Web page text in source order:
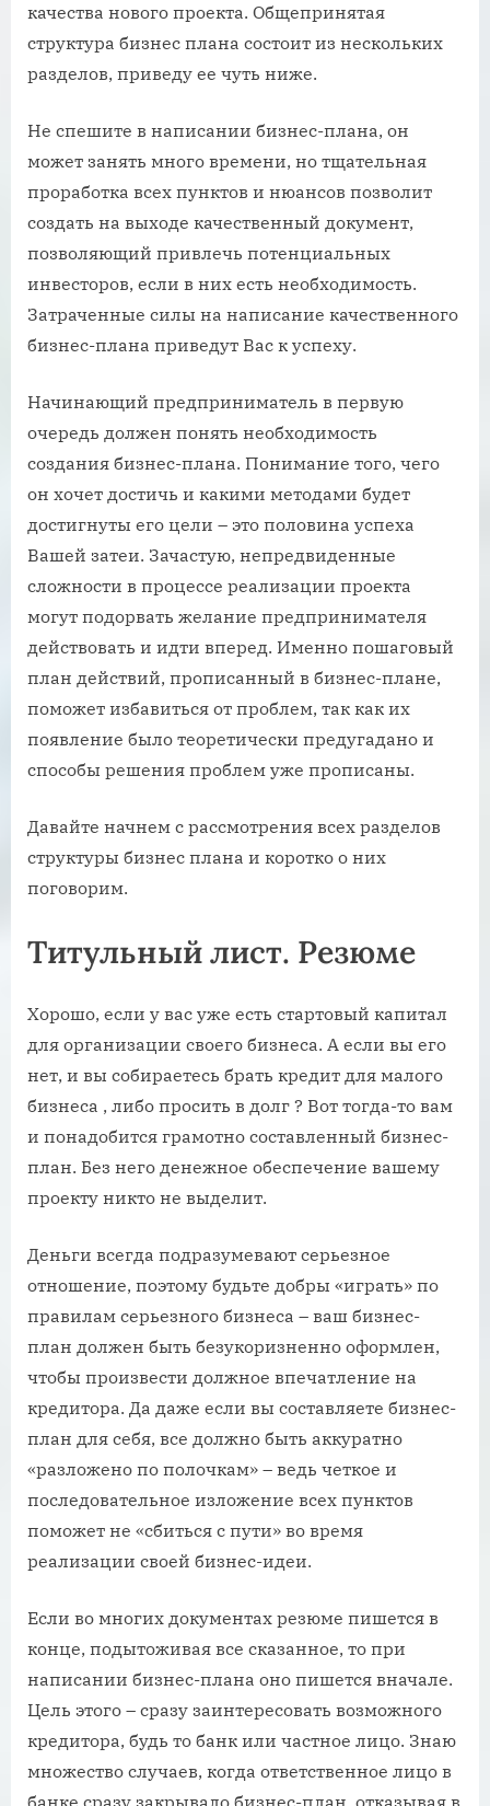
качества нового проекта. Общепринятая
структура бизнес плана состоит из нескольких
разделов, приведу ее чуть ниже.
Не спешите в написании бизнес-плана, он
может занять много времени, но тщательная
проработка всех пунктов и нюансов позволит
создать на выходе качественный документ,
позволяющий привлечь потенциальных
инвесторов, если в них есть необходимость.
Затраченные силы на написание качественного
бизнес-плана приведут Вас к успеху.
Начинающий предприниматель в первую
очередь должен понять необходимость
создания бизнес-плана. Понимание того, чего
он хочет достичь и какими методами будет
достигнуты его цели – это половина успеха
Вашей затеи. Зачастую, непредвиденные
сложности в процессе реализации проекта
могут подорвать желание предпринимателя
действовать и идти вперед. Именно пошаговый
план действий, прописанный в бизнес-плане,
поможет избавиться от проблем, так как их
появление было теоретически предугадано и
способы решения проблем уже прописаны.
Давайте начнем с рассмотрения всех разделов
структуры бизнес плана и коротко о них
поговорим.
Титульный лист. Резюме
Хорошо, если у вас уже есть стартовый капитал
для организации своего бизнеса. А если вы его
нет, и вы собираетесь брать кредит для малого
бизнеса , либо просить в долг ? Вот тогда-то вам
и понадобится грамотно составленный бизнес-
план. Без него денежное обеспечение вашему
проекту никто не выделит.
Деньги всегда подразумевают серьезное
отношение, поэтому будьте добры «играть» по
правилам серьезного бизнеса – ваш бизнес-
план должен быть безукоризненно оформлен,
чтобы произвести должное впечатление на
кредитора. Да даже если вы составляете бизнес-
план для себя, все должно быть аккуратно
«разложено по полочкам» – ведь четкое и
последовательное изложение всех пунктов
поможет не «сбиться с пути» во время
реализации своей бизнес-идеи.
Если во многих документах резюме пишется в
конце, подытоживая все сказанное, то при
написании бизнес-плана оно пишется вначале.
Цель этого – сразу заинтересовать возможного
кредитора, будь то банк или частное лицо. Знаю
множество случаев, когда ответственное лицо в
банке сразу закрывало бизнес-план, отказывая в